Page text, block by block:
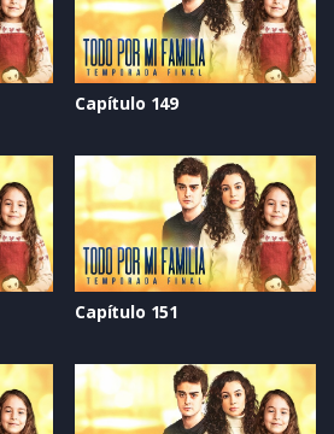
Capítulo 149
Capítulo 151